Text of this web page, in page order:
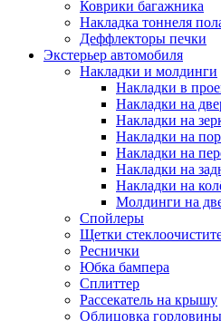
Коврики багажника
Накладка тоннеля
Деффлекторы печки
Экстерьер автомобиля
Накладки и молдинги
Накладки в
Накладки на
Накладки на
Накладки на
Накладки на
Накладки на
Накладки на
Молдинги на
Спойлеры
Щетки
Реснички
Юбка бампера
Сплиттер
Рассекатель на крышу
Облицовка горловины